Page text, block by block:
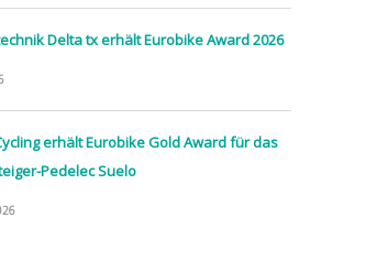
Delta tx erhält Eurobike Award 2026
erhält Eurobike Gold Award für das
Pedelec Suelo